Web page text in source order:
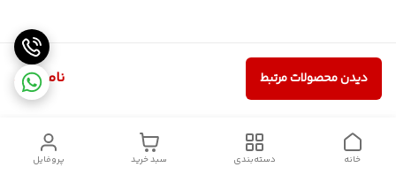
ناموجود دیدن محصولات مرتبط
پروفایل سبد خرید دسته‌بندی خانه